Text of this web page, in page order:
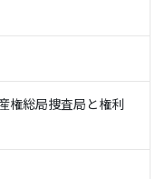
権総局捜査局と権利